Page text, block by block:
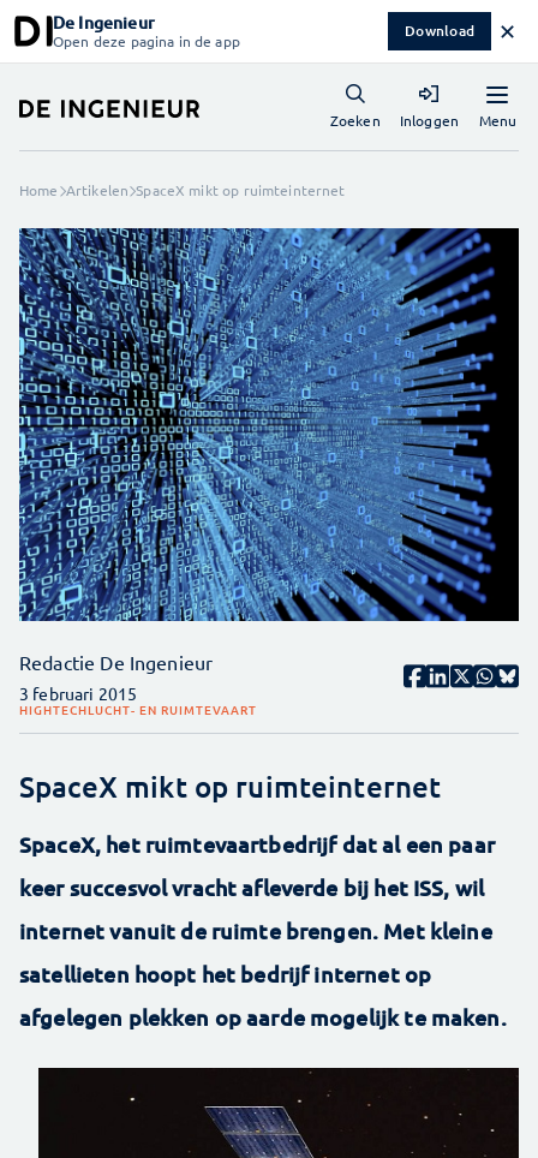
De Ingenieur
Open deze pagina in de app Download ✕
Menu
Zoeken Inloggen
Home Artikelen SpaceX mikt op ruimteinternet
Redactie De Ingenieur
3 februari 2015
HIGHTECHLUCHT- EN RUIMTEVAART
SpaceX mikt op ruimteinternet
SpaceX, het ruimtevaartbedrijf dat al een paar
keer succesvol vracht afleverde bij het ISS, wil
internet vanuit de ruimte brengen. Met kleine
satellieten hoopt het bedrijf internet op
afgelegen plekken op aarde mogelijk te maken.